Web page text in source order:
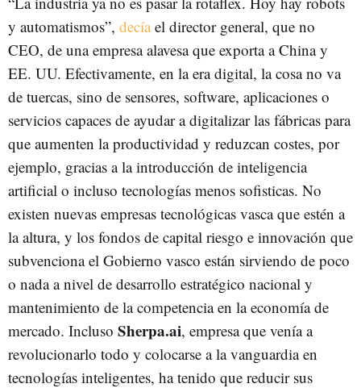
y automatismos”, decíael director general, que no
CEO, de una empresa alavesa que exporta a China y
EE. UU. Efectivamente, en la era digital, la cosa no va
de tuercas, sino de sensores, software, aplicaciones o
servicios capaces de ayudar a digitalizar las fábricas para
que aumenten la productividad y reduzcan costes, por
ejemplo, gracias a la introducción de inteligencia
artificial o incluso tecnologías menos sofisticas. No
existen nuevas empresas tecnológicas vasca que estén a
la altura, y los fondos de capital riesgo e innovación que
subvenciona el Gobierno vasco están sirviendo de poco
o nada a nivel de desarrollo estratégico nacional y
mantenimiento de la competencia en la economía de
mercado. Incluso Sherpa.ai, empresa que venía a
revolucionarlo todo y colocarse a la vanguardia en
tecnologías inteligentes, ha tenido que reducir sus